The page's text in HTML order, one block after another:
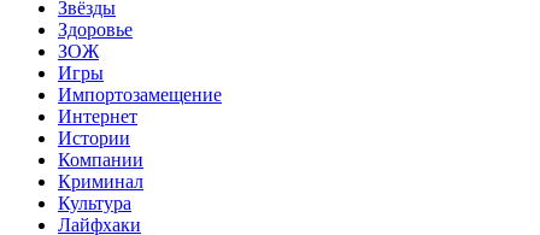
Звёзды
Здоровье
ЗОЖ
Игры
Импортозамещение
Интернет
Истории
Компании
Криминал
Культура
Лайфхаки